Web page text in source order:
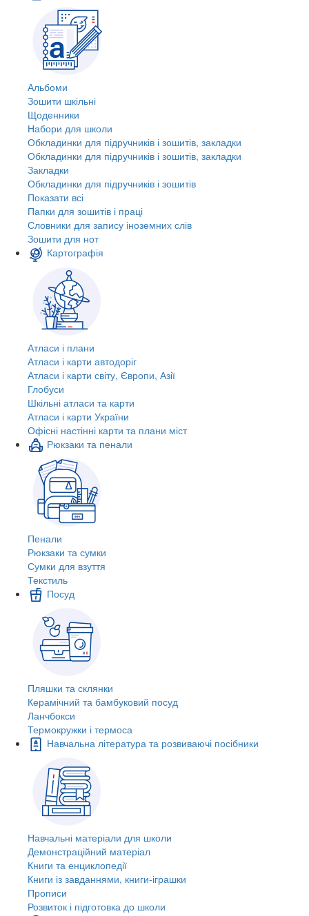
Альбоми
Зошити шкільні
Щоденники
Набори для школи
Обкладинки для підручників і зошитів, закладки
Обкладинки для підручників і зошитів, закладки
Закладки
Обкладинки для підручників і зошитів
Показати всі
Папки для зошитів і праці
Словники для запису іноземних слів
Зошити для нот
Картографія
Атласи і плани
Атласи і карти автодоріг
Атласи і карти світу, Європи, Азії
Глобуси
Шкільні атласи та карти
Атласи і карти України
Офісні настінні карти та плани міст
Рюкзаки та пенали
Пенали
Рюкзаки та сумки
Сумки для взуття
Текстиль
Посуд
Пляшки та склянки
Керамічний та бамбуковий посуд
Ланчбокси
Термокружки і термоса
Навчальна література та розвиваючі посібники
Навчальні матеріали для школи
Демонстраційний матеріал
Книги та енциклопедії
Книги із завданнями, книги-іграшки
Прописи
Розвиток і підготовка до школи